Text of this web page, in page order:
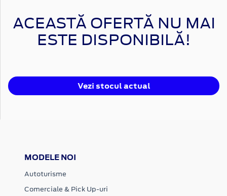
ACEASTĂ OFERTĂ NU MAI
ESTE DISPONIBILĂ!
Vezi stocul actual
MODELE NOI
Autoturisme
Comerciale & Pick Up-uri